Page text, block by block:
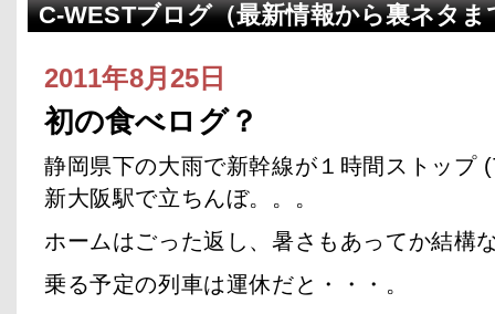
C-WESTブログ（最新情報から裏ネタま
2011年8月25日
初の食べログ？
静岡県下の大雨で新幹線が１時間ストップ
新大阪駅で立ちんぼ。。。
ホームはごった返し、暑さもあってか結
乗る予定の列車は運休だと・・・。